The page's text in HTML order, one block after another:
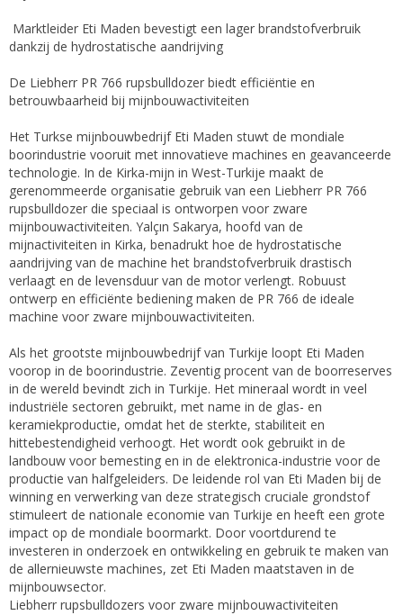
Marktleider Eti Maden bevestigt een lager brandstofverbruik
dankzij de hydrostatische aandrijving
De Liebherr PR 766 rupsbulldozer biedt efficiëntie en
betrouwbaarheid bij mijnbouwactiviteiten
Het Turkse mijnbouwbedrijf Eti Maden stuwt de mondiale
boorindustrie vooruit met innovatieve machines en geavanceerde
technologie. In de Kirka-mijn in West-Turkije maakt de
gerenommeerde organisatie gebruik van een Liebherr PR 766
rupsbulldozer die speciaal is ontworpen voor zware
mijnbouwactiviteiten. Yalçın Sakarya, hoofd van de
mijnactiviteiten in Kirka, benadrukt hoe de hydrostatische
aandrijving van de machine het brandstofverbruik drastisch
verlaagt en de levensduur van de motor verlengt. Robuust
ontwerp en efficiënte bediening maken de PR 766 de ideale
machine voor zware mijnbouwactiviteiten.
Als het grootste mijnbouwbedrijf van Turkije loopt Eti Maden
voorop in de boorindustrie. Zeventig procent van de boorreserves
in de wereld bevindt zich in Turkije. Het mineraal wordt in veel
industriële sectoren gebruikt, met name in de glas- en
keramiekproductie, omdat het de sterkte, stabiliteit en
hittebestendigheid verhoogt. Het wordt ook gebruikt in de
landbouw voor bemesting en in de elektronica-industrie voor de
productie van halfgeleiders. De leidende rol van Eti Maden bij de
winning en verwerking van deze strategisch cruciale grondstof
stimuleert de nationale economie van Turkije en heeft een grote
impact op de mondiale boormarkt. Door voortdurend te
investeren in onderzoek en ontwikkeling en gebruik te maken van
de allernieuwste machines, zet Eti Maden maatstaven in de
mijnbouwsector.
Liebherr rupsbulldozers voor zware mijnbouwactiviteiten